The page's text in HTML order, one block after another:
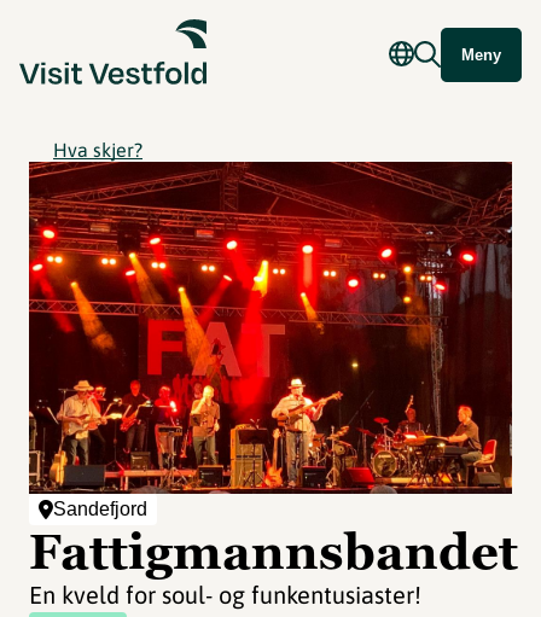
Meny
Hva skjer?
Sandefjord
Fattigmannsbandet
En kveld for soul- og funkentusiaster!